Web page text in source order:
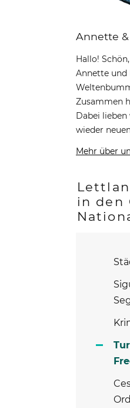
Annette &
Hallo!
Annette und
Zusammen
Dabei
wieder
Mehr über
in den